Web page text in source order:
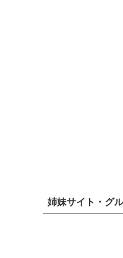
姉妹サイト・グ